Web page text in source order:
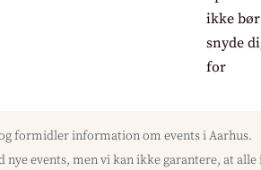
formidler information om events i Aarhus.
nye events, men vi kan ikke garantere, at